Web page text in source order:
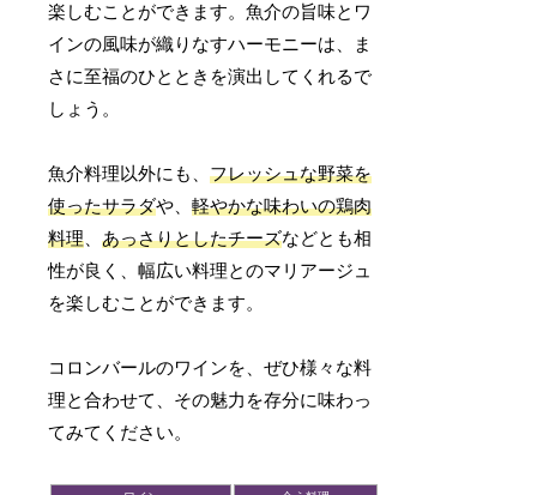
楽しむことができます。魚介の旨味とワ
インの風味が織りなすハーモニーは、ま
さに至福のひとときを演出してくれるで
しょう。
魚介料理以外にも、フレッシュな野菜を
使ったサラダや、軽やかな味わいの鶏肉
料理 、あっさりとしたチーズなどとも相
性が良く、幅広い料理とのマリアージュ
を楽しむことができます。
コロンバールのワインを、ぜひ様々な料
理と合わせて、その魅力を存分に味わっ
てみてください。